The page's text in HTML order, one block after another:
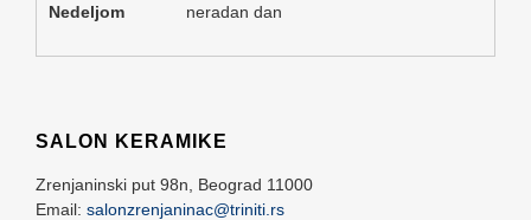
Nedeljom neradan dan
SALON KERAMIKE
Zrenjaninski put 98n, Beograd 11000
Email: salonzrenjaninac@triniti.rs